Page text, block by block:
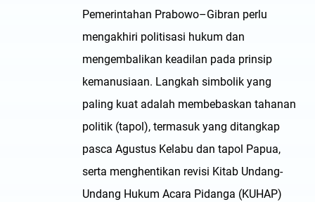
Pemerintahan Prabowo–Gibran perlu
mengakhiri politisasi hukum dan
mengembalikan keadilan pada prinsip
kemanusiaan. Langkah simbolik yang
paling kuat adalah membebaskan tahanan
politik (tapol), termasuk yang ditangkap
pasca Agustus Kelabu dan tapol Papua,
serta menghentikan revisi Kitab Undang-
Undang Hukum Acara Pidanga (KUHAP)